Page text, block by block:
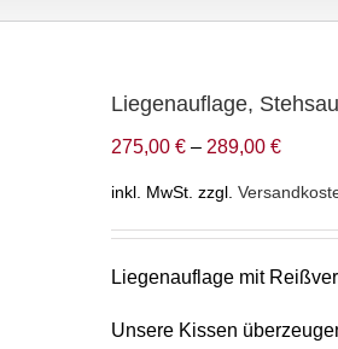
Liegenauflage,
275,00 € – 289,00 €
inkl. MwSt. zzgl.
Liegenauflage mit
Unsere Kissen